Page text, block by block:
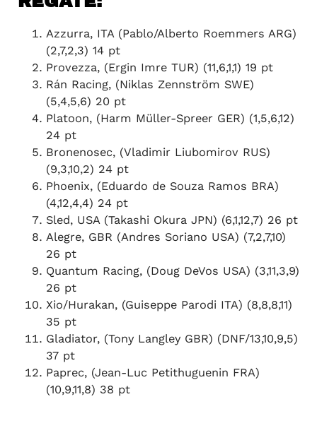
Azzurra, ITA (Pablo/Alberto Roemmers ARG)
(2,7,2,3) 14 pt
Provezza, (Ergin Imre TUR) (11,6,1,1) 19 pt
Rán Racing, (Niklas Zennström SWE)
(5,4,5,6) 20 pt
Platoon, (Harm Müller-Spreer GER) (1,5,6,12)
24 pt
Bronenosec, (Vladimir Liubomirov RUS)
(9,3,10,2) 24 pt
Phoenix, (Eduardo de Souza Ramos BRA)
(4,12,4,4) 24 pt
Sled, USA (Takashi Okura JPN) (6,1,12,7) 26 pt
Alegre, GBR (Andres Soriano USA) (7,2,7,10)
26 pt
Quantum Racing, (Doug DeVos USA) (3,11,3,9)
26 pt
Xio/Hurakan, (Guiseppe Parodi ITA) (8,8,8,11)
35 pt
Gladiator, (Tony Langley GBR) (DNF/13,10,9,5)
37 pt
Paprec, (Jean-Luc Petithuguenin FRA)
(10,9,11,8) 38 pt